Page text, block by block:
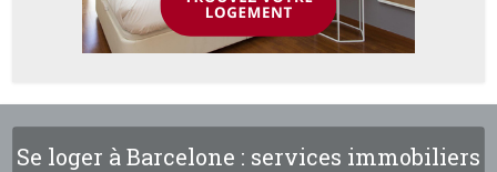
Se loger à Barcelone : services immobiliers